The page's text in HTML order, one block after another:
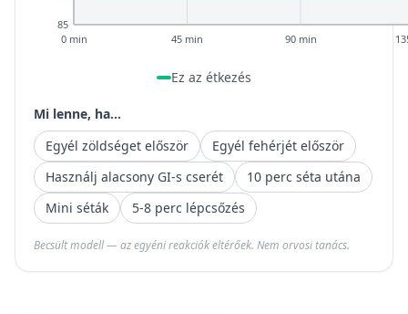
85
0 min 45 min 90 min
Ez az étkezés
Mi lenne, ha...
Egyél zöldséget először
Egyél fehérjét először
Használj alacsony GI-s cserét
10 perc séta utána
Mini séták
5-8 perc lépcsőzés
Becsült modell — az egyéni reakciók eltérőek. Nem orvosi tanács.